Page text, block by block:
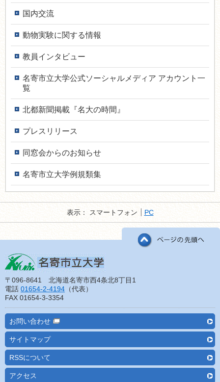
国内交流
動物実験に関する情報
教員インタ­ビュー
名寄市立大学公式ソーシャルメディア アカウント一
覧
北都新聞掲載『名大の時間』
プレスリリース
同窓会からのお知らせ
名寄市立大学例規類集
表示： スマートフォン PC
〒096-8641 北海道名寄市西4条北8丁目1
電話 01654-2-4194 （代表）
FAX 01654-3-3354
お問い合わせ
サイトマップ
RSSについて
アクセス